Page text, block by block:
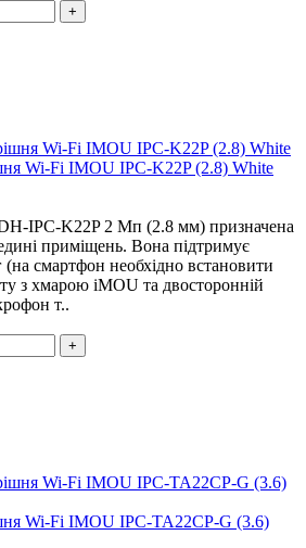
+
Wi-Fi IMOU IPC-K22P (2.8) White
IPC-K22P 2 Мп (2.8 мм) призначена
приміщень. Вона підтримує
(на смартфон необхідно встановити
з хмарою iMOU та двосторонній
т..
+
Wi-Fi IMOU IPC-TA22CP-G (3.6)